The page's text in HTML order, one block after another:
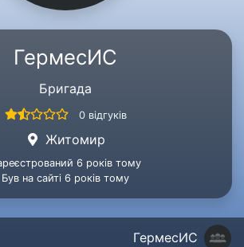
ГермесИС
Бригада
0 відгуків
Житомир
6 років тому
Був на сайті 6 років тому
ГермесИС